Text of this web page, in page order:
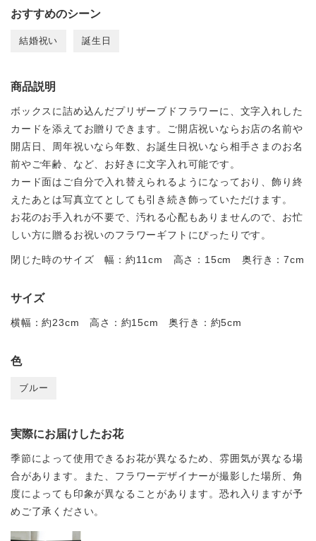
おすすめのシーン
結婚祝い 誕生日
商品説明
ボックスに詰め込んだプリザーブドフラワーに、文字入れした
カードを添えてお贈りできます。ご開店祝いならお店の名前や
開店日、周年祝いなら年数、お誕生日祝いなら相手さまのお名
前やご年齢、など、お好きに文字入れ可能です。
カード面はご自分で入れ替えられるようになっており、飾り終
えたあとは写真立てとしても引き続き飾っていただけます。
お花のお手入れが不要で、汚れる心配もありませんので、お忙
しい方に贈るお祝いのフラワーギフトにぴったりです。
閉じた時のサイズ 幅：約11cm 高さ：15cm 奥行き：7cm
サイズ
横幅：約23cm 高さ：約15cm 奥行き：約5cm
色
ブルー
実際にお届けしたお花
季節によって使用できるお花が異なるため、雰囲気が異なる場
合があります。また、フラワーデザイナーが撮影した場所、角
度によっても印象が異なることがあります。恐れ入りますが予
めご了承ください。